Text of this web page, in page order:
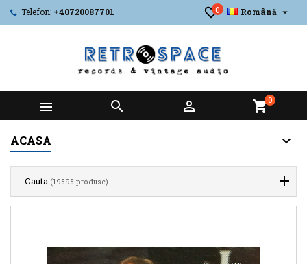
Telefon: +40720087701 Română 
0
   shopping_cart0
ACASA
Cauta (19595 produse)